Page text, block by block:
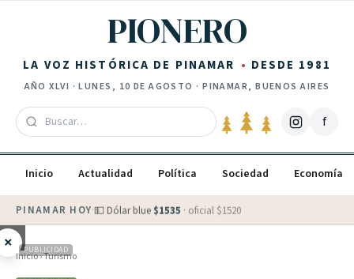
PIONERO
LA VOZ HISTÓRICA DE PINAMAR DESDE 1981
AÑOXLVI ·LUNES, 10 DE AGOSTO · PINAMAR, BUENOS AIRES
f
Inicio Actualidad Política Sociedad Economía
PINAMAR HOY·💵 Dólar blue $1535 · oficial $1520
× PUBLICIDAD
Inicio›Turismo